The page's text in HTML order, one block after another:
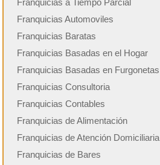
Franquicias Automoviles
Franquicias Baratas
Franquicias Basadas en el Hogar
Franquicias Basadas en Furgonetas
Franquicias Consultoria
Franquicias Contables
Franquicias de Alimentación
Franquicias de Atención Domiciliaria
Franquicias de Bares